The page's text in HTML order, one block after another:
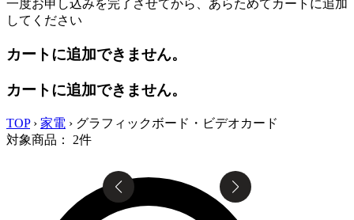
一度お申し込みを完了させてから、あらためてカートに追加
してください
カートに追加できません。
カートに追加できません。
TOP › 家電 › グラフィックボード・ビデオカード
対象商品：
2件